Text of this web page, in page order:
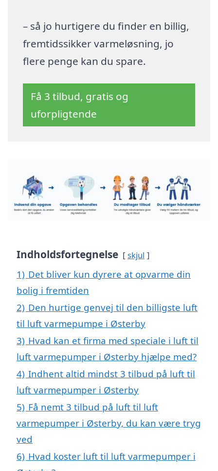
– så jo hurtigere du finder en billig,
fremtidssikker varmeløsning, jo
flere penge kan du spare.
Få 3 tilbud, gratis og
uforpligtende
Indholdsfortegnelse skjul
1) Det bliver kun dyrere at opvarme din
bolig i fremtiden
2) Den hurtige genvej til den billigste luft
til luft varmepumpe i Østerby
3) Hvad kan et firma med speciale i luft til
luft varmepumper i Østerby hjælpe med?
4) Indhent altid mindst 3 tilbud på luft til
luft varmepumper i Østerby
5) Få nemt 3 tilbud på luft til luft
varmepumper i Østerby, du kan være tryg
ved
6) Hvad koster luft til luft varmepumper i